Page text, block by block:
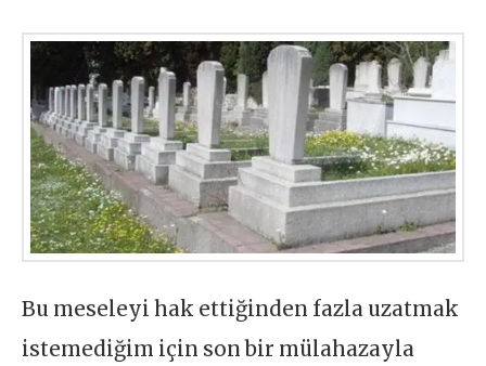
Bu meseleyi hak ettiğinden fazla uzatmak
istemediğim için son bir mülahazayla